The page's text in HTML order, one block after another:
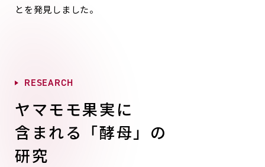
とを発見しました。
RESEARCH
ヤマモモ果実に
含まれる「酵母」の
研究